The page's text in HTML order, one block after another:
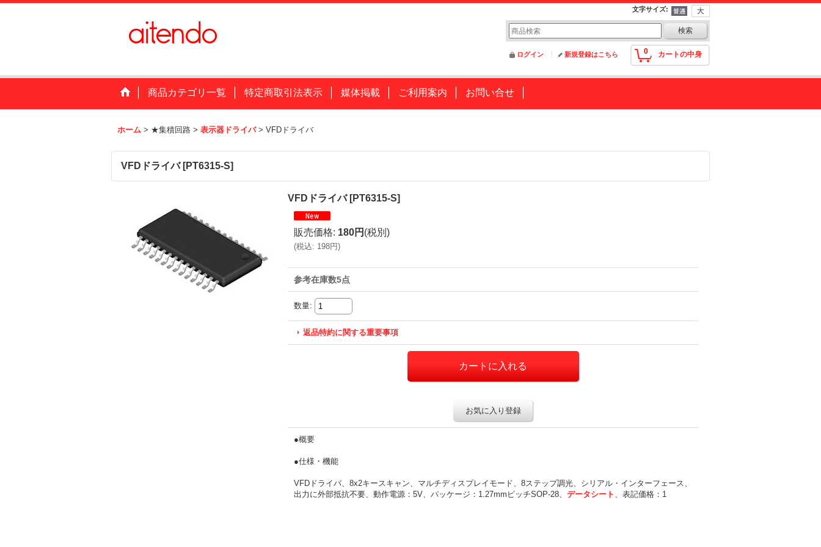
文字サイズ:
0 カートの中身
ログイン 新規登録はこちら
商品カテゴリ一覧 特定商取引法表示 媒体掲載 ご利用案内 お問い合せ
ホーム > ★集積回路 > 表示器ドライバ > VFDドライバ
VFDドライバ [PT6315-S]
VFDドライバ [PT6315-S]
販売価格: 180円 (税別)
(税込: 198円)
参考在庫数5点
数量:
返品特約に関する重要事項
お気に入り登録
●概要
●仕様・機能
VFDドライバ、8x2キースキャン、マルチディスプレイモード、8ステップ調光、シリアル・インターフェース、
出力に外部抵抗不要、動作電源：5V、パッケージ：1.27mmピッチSOP-28、 データシート 、表記価格：1